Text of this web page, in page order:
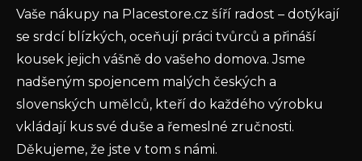
PŘIHLÁSIT SE
Vaše nákupy na Placestore.cz šíří radost – dotýkají
se srdcí blízkých, oceňují práci tvůrců a přináší
kousek jejich vášně do vašeho domova. Jsme
nadšeným spojencem malých českých a
slovenských umělců, kteří do každého výrobku
vkládají kus své duše a řemeslné zručnosti.
Děkujeme, že jste v tom s námi.